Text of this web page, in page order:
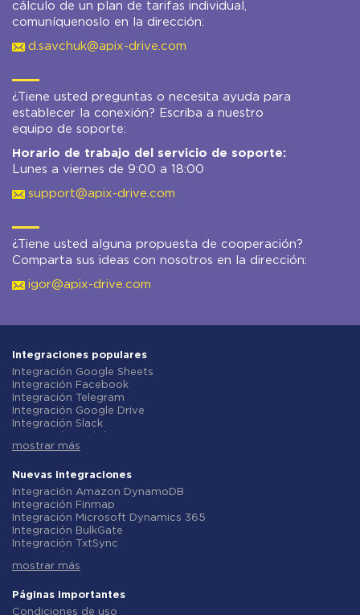
cálculo de un plan de tarifas individual,
comuníquenoslo en la dirección:
d.savchuk@apix-drive.com
¿Tiene usted preguntas o necesita ayuda para
establecer la conexión? Escriba a nuestro
equipo de soporte:
Horario de trabajo del servicio de soporte:
Lunes a viernes de 9:00 a 18:00
support@apix-drive.com
¿Tiene usted alguna propuesta de cooperación?
Comparta sus ideas con nosotros en la dirección:
igor@apix-drive.com
Integraciones populares
Integración Google Sheets
Integración Facebook
Integración Telegram
Integración Google Drive
Integración Slack
Integración Gmail
Integración ClickUp
Integración Airtable
Integración Google Contacts
Integración OpenAI (ChatGPT)
Integración Instagram
Integración ActiveCampaign
Integración Typeform
Integración Salesforce CRM
Integración Notion
mostrar más
Nuevas integraciones
Integración Amazon DynamoDB
Integración Finmap
Integración Microsoft Dynamics 365
Integración BulkGate
Integración TxtSync
Integración Corezoid
Integración Instasent
Integración AtomPark
mostrar más
Páginas importantes
Condiciones de uso